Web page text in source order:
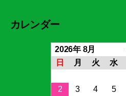
カレンダー
2026年 8月
日
月 火 水
2
3 4 5